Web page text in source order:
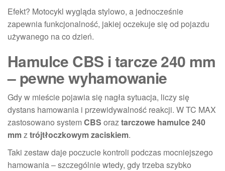
Efekt? Motocykl wygląda stylowo, a jednocześnie
zapewnia funkcjonalność, jakiej oczekuje się od pojazdu
używanego na co dzień.
Hamulce CBS i tarcze 240 mm
– pewne wyhamowanie
Gdy w mieście pojawia się nagła sytuacja, liczy się
dystans hamowania i przewidywalność reakcji. W TC MAX
zastosowano system CBS oraztarczowe hamulce 240
mmztrójtłoczkowym zaciskiem.
Taki zestaw daje poczucie kontroli podczas mocniejszego
hamowania – szczególnie wtedy, gdy trzeba szybko